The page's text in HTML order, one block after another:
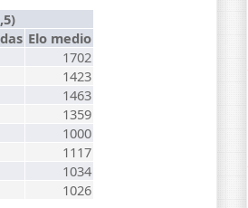
Elo medio
1702
1423
1463
1359
1000
1117
1034
1026